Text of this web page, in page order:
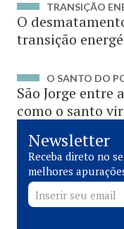
TRANSIÇÃO
O
transição
O SANTO DO
São Jorge entre
como o santo
Newsletter
Receba direto no
melhores